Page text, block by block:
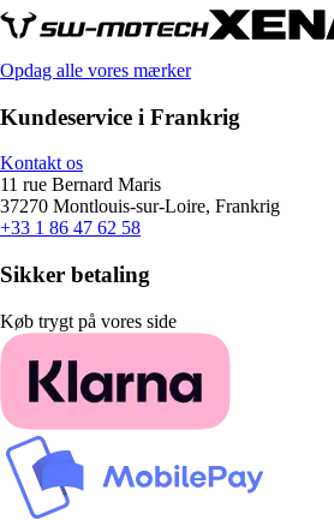
Opdag alle vores mærker
Kundeservice i Frankrig
Kontakt os
11 rue Bernard Maris
37270 Montlouis-sur-Loire, Frankrig
+33 1 86 47 62 58
Sikker betaling
Køb trygt på vores side